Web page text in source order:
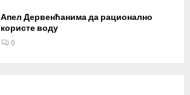
Апел Дервенћанима да рационално
користе воду
0